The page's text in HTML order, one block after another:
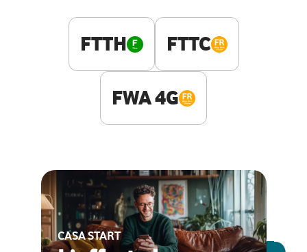
FTTH FTTC
FWA 4G
CASA START
ESCLUSIVA ONLINE